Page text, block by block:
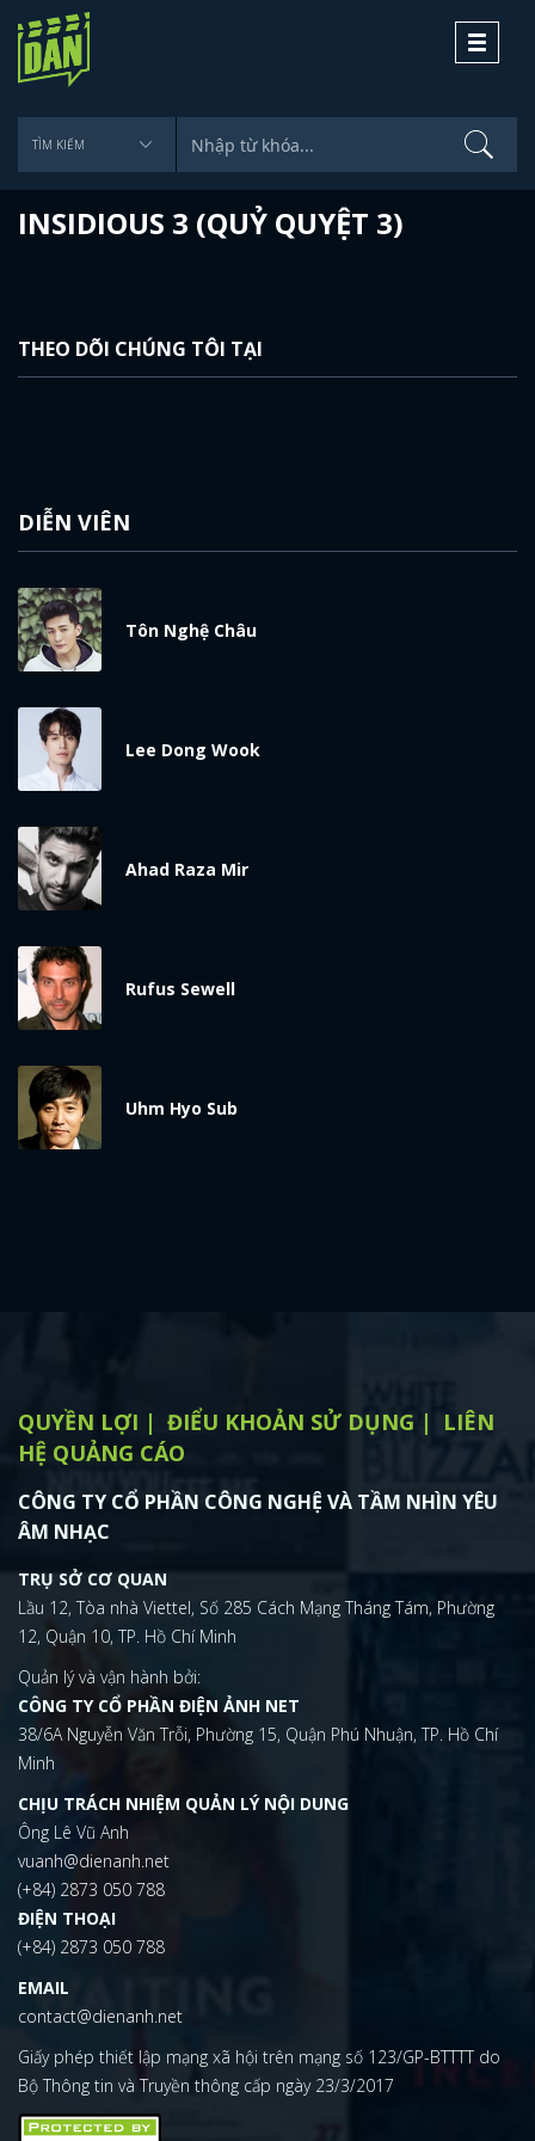
Toggle
INSIDIOUS 3 (QUỶ QUYỆT 3)
THEO DÕI CHÚNG TÔI TẠI
DIỄN VIÊN
Tôn Nghệ Châu
Lee Dong Wook
Ahad Raza Mir
Rufus Sewell
Uhm Hyo Sub
QUYỀN LỢI ĐIỂU KHOẢN SỬ DỤNG
LIÊN
HỆ QUẢNG CÁO
CÔNG TY CỔ PHẦN CÔNG NGHỆ VÀ TẦM NHÌN YÊU
ÂM NHẠC
TRỤ SỞ CƠ QUAN
Lầu 12, Tòa nhà Viettel, Số 285 Cách Mạng Tháng Tám, Phường
12, Quận 10, TP. Hồ Chí Minh
Quản lý và vận hành bởi:
CÔNG TY CỔ PHẦN ĐIỆN ẢNH NET
38/6A Nguyễn Văn Trỗi, Phường 15, Quận Phú Nhuận, TP. Hồ Chí
Minh
CHỊU TRÁCH NHIỆM QUẢN LÝ NỘI DUNG
Ông Lê Vũ Anh
vuanh@dienanh.net
(+84) 2873 050 788
ĐIỆN THOẠI
(+84) 2873 050 788
EMAIL
contact@dienanh.net
Giấy phép thiết lập mạng xã hội trên mạng số 123/GP-BTTTT do
Bộ Thông tin và Truyền thông cấp ngày 23/3/2017